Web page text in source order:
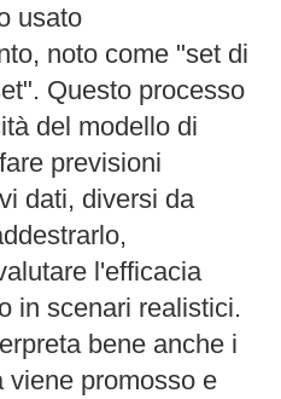
usato
noto come "set di
Questo processo
del modello di
previsioni
dati, diversi da
l'efficacia
in scenari realistici.
bene anche i
viene promosso e